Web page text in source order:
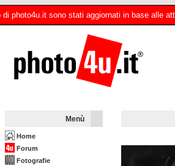
di photo4u.it sono stati aggiornati in base alle
Menù
Home
Forum
Fotografie